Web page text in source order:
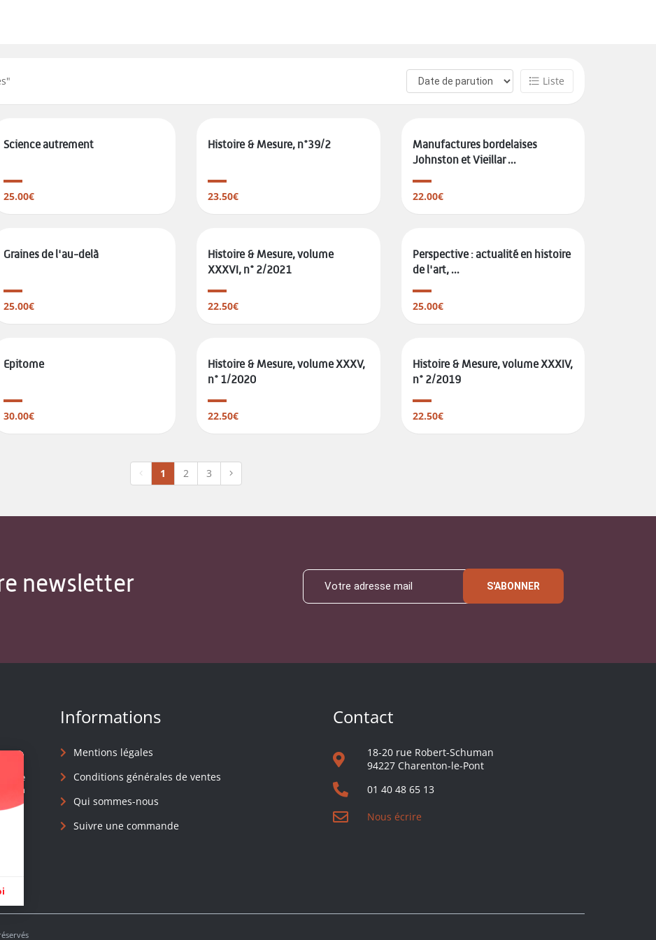
" Liste
Science autrement
25.00€
Histoire & Mesure, n°39/2
23.50€
Manufactures bordelaises
Johnston et Vieillar ...
22.00€
Graines de l'au-delà
25.00€
Histoire & Mesure, volume
XXXVI, n° 2/2021
22.50€
Perspective : actualité en histoire
de l'art, ...
25.00€
Epitome
30.00€
Histoire & Mesure, volume XXXV,
n° 1/2020
22.50€
Histoire & Mesure, volume XXXIV,
n° 2/2019
22.50€
1 2 3
newsletter S'ABONNER
en
Informations
Mentions légales
Conditions générales de ventes
Qui sommes-nous
Suivre une commande
Contact
18-20 rue Robert-Schuman
94227 Charenton-le-Pont
01 40 48 65 13
Nous écrire